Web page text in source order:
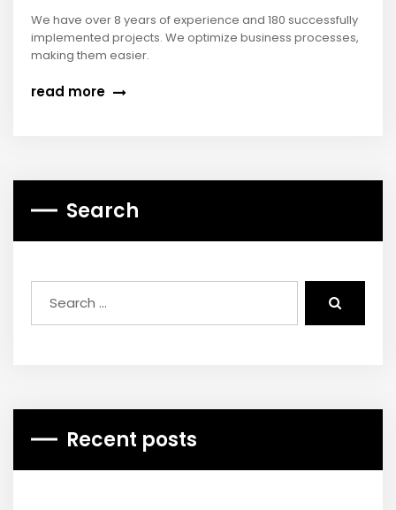
We have over 8 years of experience and 180 successfully
implemented projects. We optimize business processes,
making them easier.
read more
Search
Recent posts